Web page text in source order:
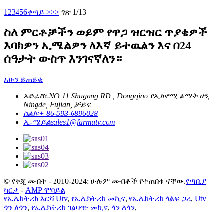
1 23456ቀጣይ >>> ገጽ 1/13
ስለ ምርቶቻችን ወይም የዋጋ ዝርዝር ጥያቄዎች
እባክዎን ኢሜልዎን ለእኛ ይተዉልን እና በ24
ሰዓታት ውስጥ እንገናኛለን።
አሁን ይጠይቁ
አድራሻ፡-NO.11 Shugang RD., Dongqiao የኢኮኖሚ ልማት ዞን,
Ningde, Fujian, ቻይና.
ስልክ፡+ 86-593-6896028
ኢ-ሜይልsales1@farmutv.com
© የቅጂ መብት - 2010-2024: ሁሉም መብቶች የተጠበቁ ናቸው.የጣቢያ
ካርታ - AMP ሞባይል
የኤሌክትሪክ እርሻ Utv, የኤሌክትሪክ መኪና, የኤሌክትሪክ ጎልፍ ጋሪ, Utv
ጎን ለጎን, የኤሌክትሪክ ገልባጭ መኪና, ጎን ለጎን,